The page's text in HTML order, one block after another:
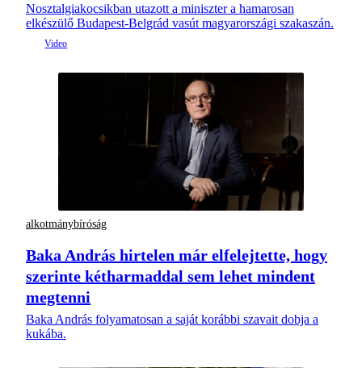
Nosztalgiakocsikban utazott a miniszter a hamarosan
elkészülő Budapest-Belgrád vasút magyarországi szakaszán.
alkotmánybíróság
Baka András hirtelen már elfelejtette, hogy
szerinte kétharmaddal sem lehet mindent
megtenni
Baka András folyamatosan a saját korábbi szavait dobja a
kukába.